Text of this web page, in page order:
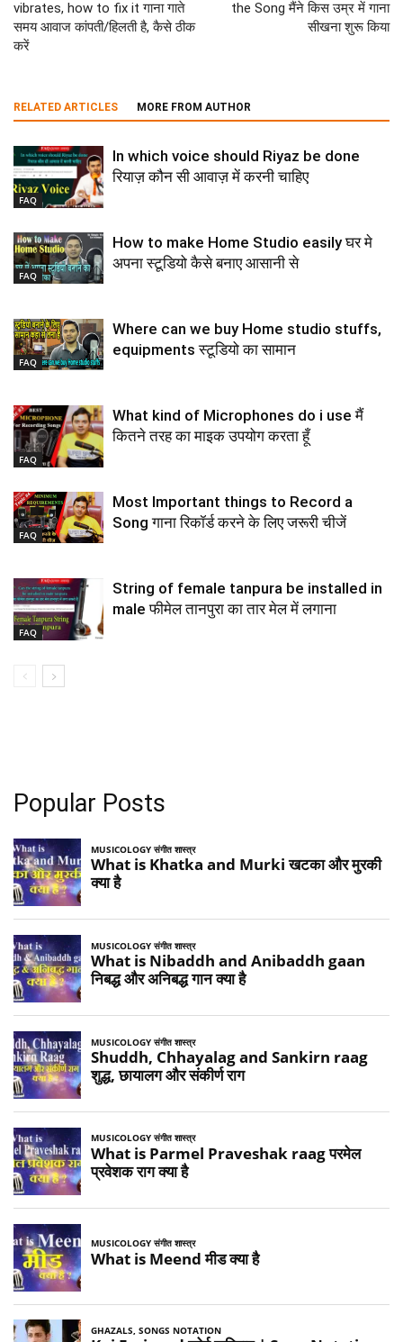
vibrates, how to fix it गाना गाते
समय आवाज कांपती/हिलती है, कैसे ठीक
करें
the Song मैंने किस उम्र में गाना
सीखना शुरू किया
RELATED ARTICLES MORE FROM AUTHOR
FAQ
In which voice should Riyaz be done
रियाज़ कौन सी आवाज़ में करनी चाहिए
FAQ
How to make Home Studio easily घर मे
अपना स्टूडियो कैसे बनाए आसानी से
FAQ
Where can we buy Home studio stuffs,
equipments स्टूडियो का सामान
FAQ
What kind of Microphones do i use मैं
कितने तरह का माइक उपयोग करता हूँ
FAQ
Most Important things to Record a
Song गाना रिकॉर्ड करने के लिए जरूरी चीजें
FAQ
String of female tanpura be installed in
male फीमेल तानपुरा का तार मेल में लगाना
Popular Posts